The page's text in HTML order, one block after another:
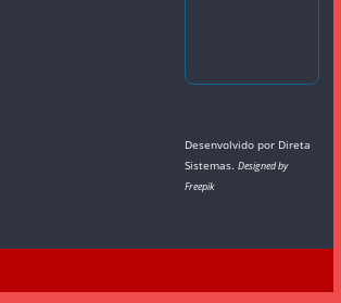
Desenvolvido por Direta
Sistemas.Designed by
Freepik